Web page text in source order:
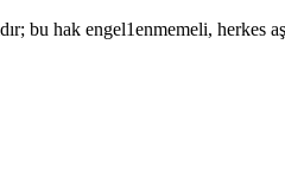
bu hak engel1enmemeli, herkes